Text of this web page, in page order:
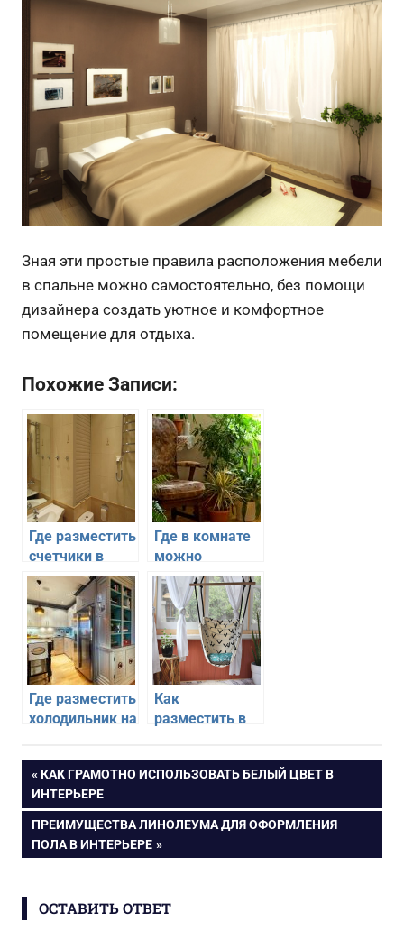
Зная эти простые правила расположения мебели
в спальне можно самостоятельно, без помощи
дизайнера создать уютное и комфортное
помещение для отдыха.
Похожие Записи:
Где разместить
счетчики в
ванной
комнате
Где в комнате
можно
разместить
растения
Где разместить
холодильник на
кухне
Как
разместить в
гамак
Навигация
по
записям
ПРЕДЫДУЩАЯ
ЗАПИСЬ:
КАК ГРАМОТНО ИСПОЛЬЗОВАТЬ БЕЛЫЙ ЦВЕТ В
ИНТЕРЬЕРЕ
СЛЕДУЮЩАЯ
ЗАПИСЬ:
ПРЕИМУЩЕСТВА ЛИНОЛЕУМА ДЛЯ ОФОРМЛЕНИЯ
ПОЛА В ИНТЕРЬЕРЕ
ОСТАВИТЬ ОТВЕТ